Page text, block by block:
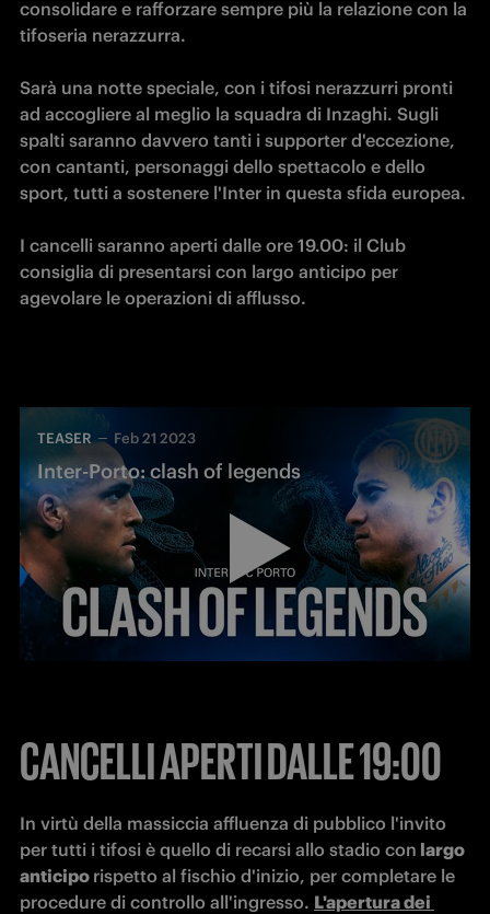
consolidare e rafforzare sempre più la relazione con la
tifoseria nerazzurra.
Sarà una notte speciale, con i tifosi nerazzurri pronti
ad accogliere al meglio la squadra di Inzaghi. Sugli
spalti saranno davvero tanti i supporter d'eccezione,
con cantanti, personaggi dello spettacolo e dello
sport, tutti a sostenere l'Inter in questa sfida europea.
I cancelli saranno aperti dalle ore 19.00: il Club
consiglia di presentarsi con largo anticipo per
agevolare le operazioni di afflusso.
TEASER Feb 21 2023
Inter-Porto: clash of legends
CANCELLI APERTI DALLE 19:00
In virtù della massiccia affluenza di pubblico l'invito
per tutti i tifosi è quello di recarsi allo stadio con largo
anticipo rispetto al fischio d'inizio, per completare le
procedure di controllo all'ingresso. L'apertura dei